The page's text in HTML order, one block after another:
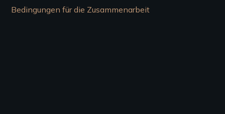
Bedingungen für die Zusammenarbeit